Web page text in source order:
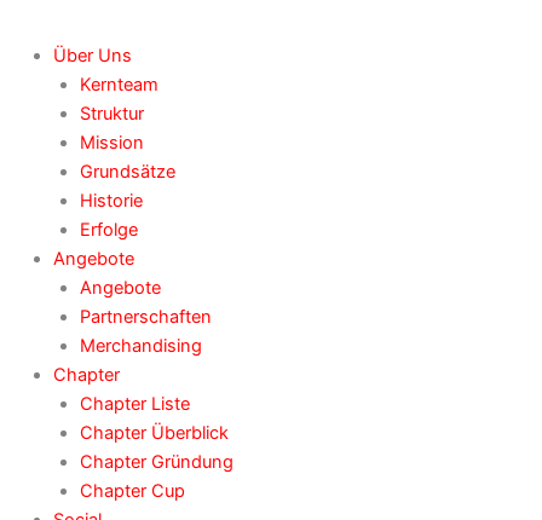
Über Uns
Kernteam
Struktur
Mission
Grundsätze
Historie
Erfolge
Angebote
Angebote
Partnerschaften
Merchandising
Chapter
Chapter Liste
Chapter Überblick
Chapter Gründung
Chapter Cup